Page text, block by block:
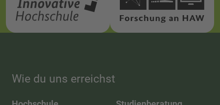
Wie du uns erreichst